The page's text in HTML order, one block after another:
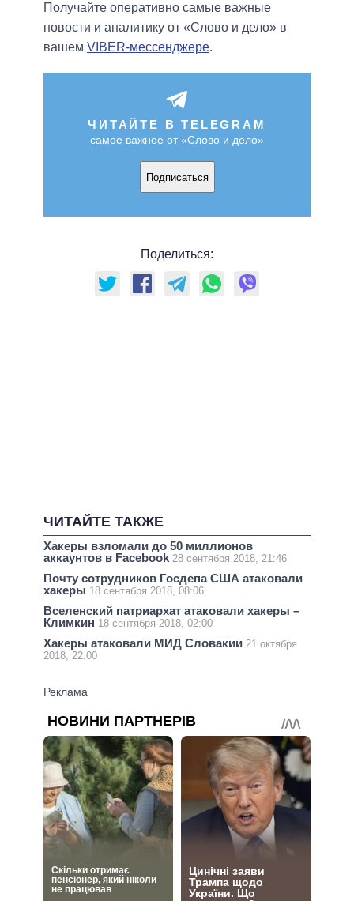
Получайте оперативно самые важные
новости и аналитику от «Слово и дело» в
вашем VIBER-мессенджере.
ЧИТАЙТЕ В TELEGRAM
самое важное от «Слово и дело»
Подписаться
Поделиться:
ЧИТАЙТЕ ТАКЖЕ
Хакеры взломали до 50 миллионов
аккаунтов в Facebook 28 сентября 2018, 21:46
Почту сотрудников Госдепа США атаковали
хакеры 18 сентября 2018, 08:06
Вселенский патриархат атаковали хакеры –
Климкин 18 сентября 2018, 02:00
Хакеры атаковали МИД Словакии 21 октября
2018, 22:00